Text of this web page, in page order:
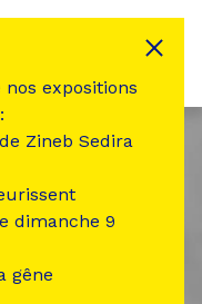
expositions
Zineb Sedira
dimanche 9
gêne